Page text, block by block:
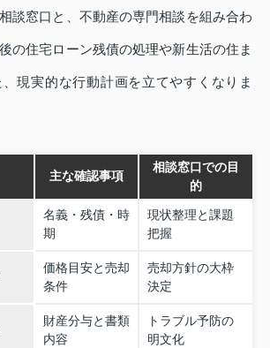
談窓口と、不動産の専門相談を組み合わ
の住宅ローン残債の処理や新生活の住ま
現実的な行動計画を立てやすくなりま
主な確認事項
相談窓口での目
的
名義・残債・時
期
現状整理と課題
把握
価格目安と売却
条件
売却方針の大枠
決定
財産分与と書類
内容
トラブル予防の
明文化